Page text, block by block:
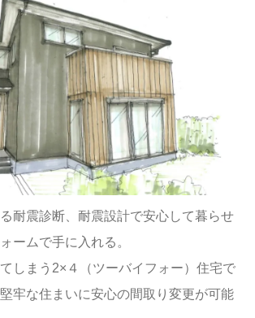
耐震診断、耐震設計で安心して暮らせ
ームで手に入れる。
しまう2×４（ツーバイフォー）住宅で
牢な住まいに安心の間取り変更が可能